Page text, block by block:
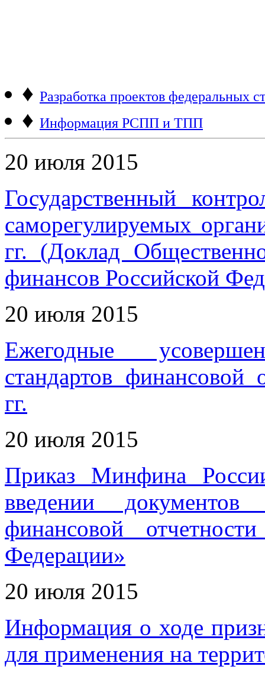
♦ Разработка проектов федеральных
♦ Информация РСПП и ТПП
20 июля 2015
Государственный
саморегулируемых
гг. (Доклад
финансов Российской
20 июля 2015
Ежегодные
стандартов финансовой
гг.
20 июля 2015
Приказ Минфина
введении документов
финансовой
Федерации»
20 июля 2015
Информация о ходе
для применения на